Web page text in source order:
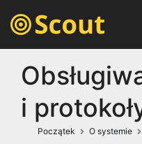
i
Początek O systemie